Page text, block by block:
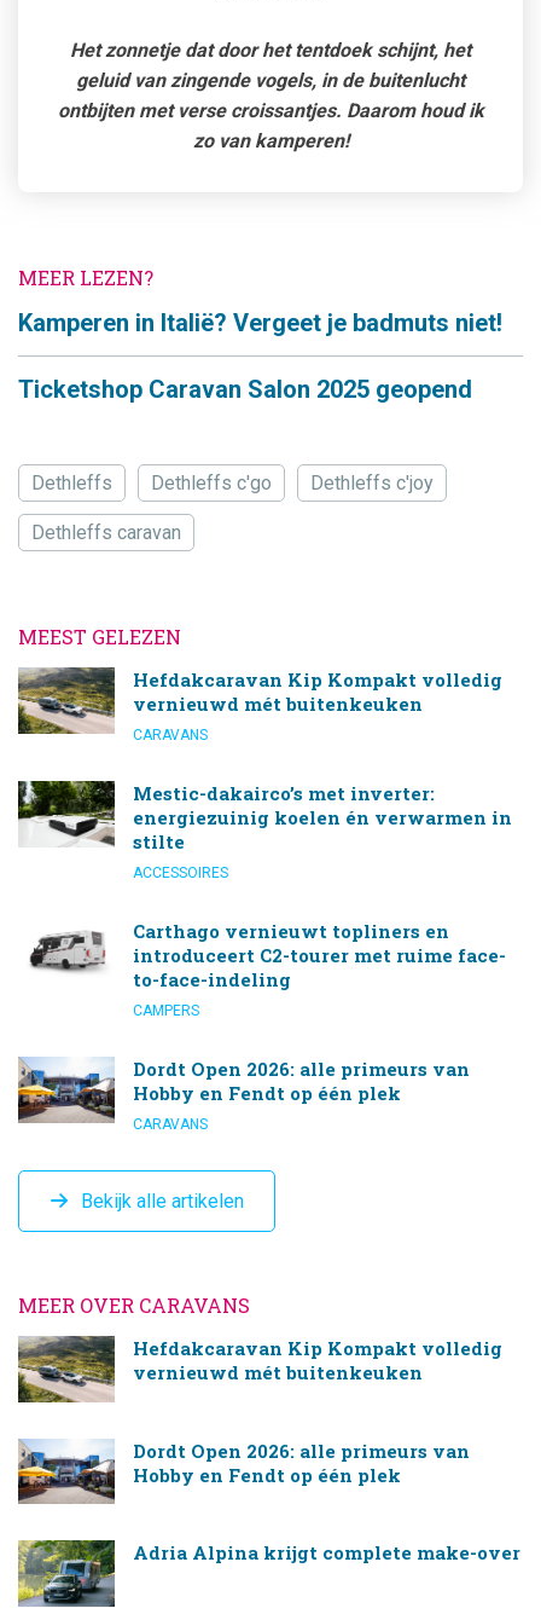
Het zonnetje dat door het tentdoek schijnt, het
geluid van zingende vogels, in de buitenlucht
ontbijten met verse croissantjes. Daarom houd ik
zo van kamperen!
MEER LEZEN?
Kamperen in Italië? Vergeet je badmuts niet!
Ticketshop Caravan Salon 2025 geopend
Dethleffs Dethleffs c'go Dethleffs c'joy
Dethleffs caravan
MEEST GELEZEN
Hefdakcaravan Kip Kompakt volledig
vernieuwd mét buitenkeuken
CARAVANS
Mestic-dakairco’s met inverter:
energiezuinig koelen én verwarmen in
stilte
ACCESSOIRES
Carthago vernieuwt topliners en
introduceert C2-tourer met ruime face-
to-face-indeling
CAMPERS
Dordt Open 2026: alle primeurs van
Hobby en Fendt op één plek
CARAVANS
Bekijk alle artikelen
MEER OVER CARAVANS
Hefdakcaravan Kip Kompakt volledig
vernieuwd mét buitenkeuken
Dordt Open 2026: alle primeurs van
Hobby en Fendt op één plek
Adria Alpina krijgt complete make-over